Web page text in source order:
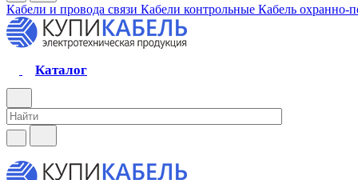
Кабели и провода связи Кабели контрольные Кабель охранно-
Каталог